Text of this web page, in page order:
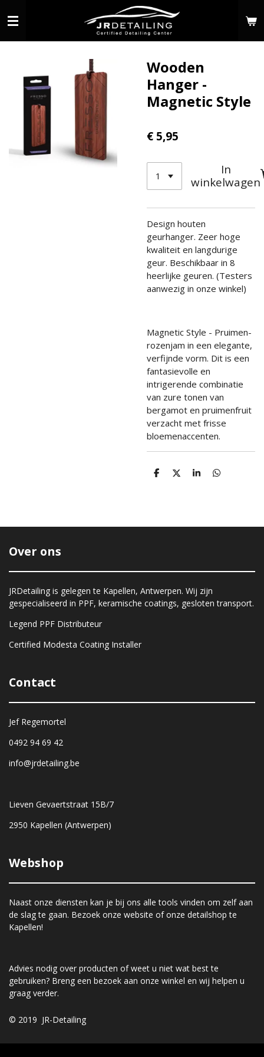
direct
Wooden
Hanger -
Magnetic Style
€ 5,95
In
winkelwagen
Design houten
geurhanger. Zeer hoge
kwaliteit en langdurige
geur. Beschikbaar in 8
heerlijke geuren. (Testers
aanwezig in onze winkel)
Magnetic Style - Pruimen-
rozenjam in een elegante,
verfijnde vorm. Dit is een
fantasievolle en
intrigerende combinatie
van zure tonen van
bergamot en pruimenfruit
verzacht met frisse
bloemenaccenten.
D
D
S
D
Over ons
JRDetailing is gelegen te Kapellen, Antwerpen. Wij zijn
gespecialiseerd in PPF, keramische coatings, gesloten transport.
Legend PPF Distributeur
Certified Modesta Coating Installer
Contact
Jef Regemortel
0492 94 69 42
info@jrdetailing.be
Lieven Gevaertstraat 15B/7
2950 Kapellen (Antwerpen)
Webshop
Naast onze diensten kan je bij ons alle tools vinden om zelf aan
de slag te gaan. Bezoek onze website of onze detailshop te
Kapellen!
Advies nodig over producten of weet u niet wat best te
gebruiken? Breng een bezoek aan onze winkel en wij helpen u
graag verder.
© 2019 JR-Detailing